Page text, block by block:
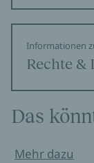
Informationen
Rechte &
Das
Mehr dazu